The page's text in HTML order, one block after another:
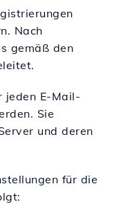
Nach
gemäß den
jeden E-Mail-
Sie
und deren
für die